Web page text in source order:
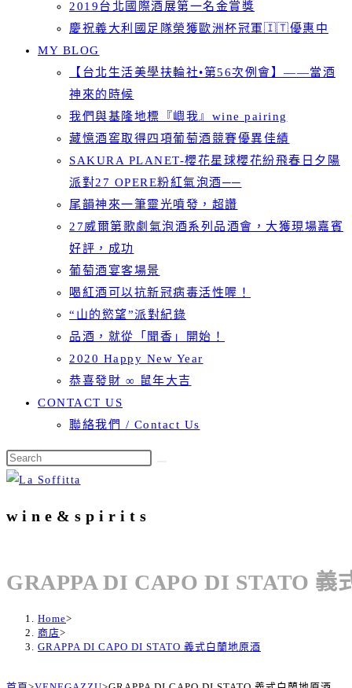
2019台北國際酒展第一名金賞獎
慶祝義大利國足隊榮獲歐洲杯冠軍🇮🇹優惠中
MY BLOG
【台北生活美學扶輪社•第56次例會】——當酒
神來的時候
我們與基隆地標『嶼我』wine pairing
藏憶酒窖取得四項葡萄酒競賽優異佳績
SAKURA PLANET-櫻花星球櫻花紛飛春日夕陽
派對27 OPERE粉紅氣泡酒──
尾韻神來一筆靈光噴發，超讚
27威爾第歌劇氣泡酒系列品酒會，大獲現場嘉賓
好評，成功
葡萄酒宴客場景
喝紅酒可以抗新冠病毒活性喔！
“山的慾望”派對紀錄
品酒，就從「聞香」開始！
2020 Happy New Year
恭喜發財 ∞ 鼠年大吉
CONTACT US
聯絡我們 / Contact Us
wine&spirits
GRAPPA DI CAPO DI STATO 義
Home>
商店>
GRAPPA DI CAPO DI STATO 義式白蘭地原酒